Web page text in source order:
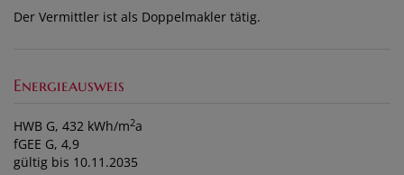
Der Vermittler ist als Doppelmakler tätig.
Energieausweis
HWB G, 432 kWh/m2a
fGEE G, 4,9
gültig bis 10.11.2035